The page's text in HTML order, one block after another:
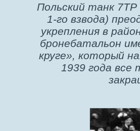
Польский танк
1-го взвода)
укрепления в
бронебатальон
круге», который
1939 года все